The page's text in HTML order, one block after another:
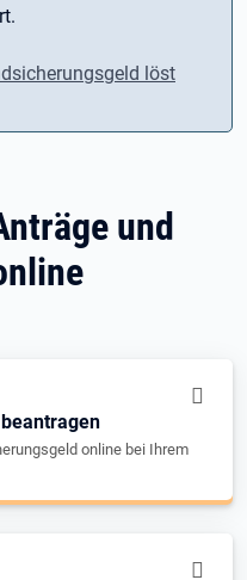
löst
und
online bei Ihrem